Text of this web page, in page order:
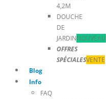
4,2M
DOUCHE
DE
JARDINNOUVEAU
OFFRES
SPÉCIALESVENTE
Blog
Info
FAQ